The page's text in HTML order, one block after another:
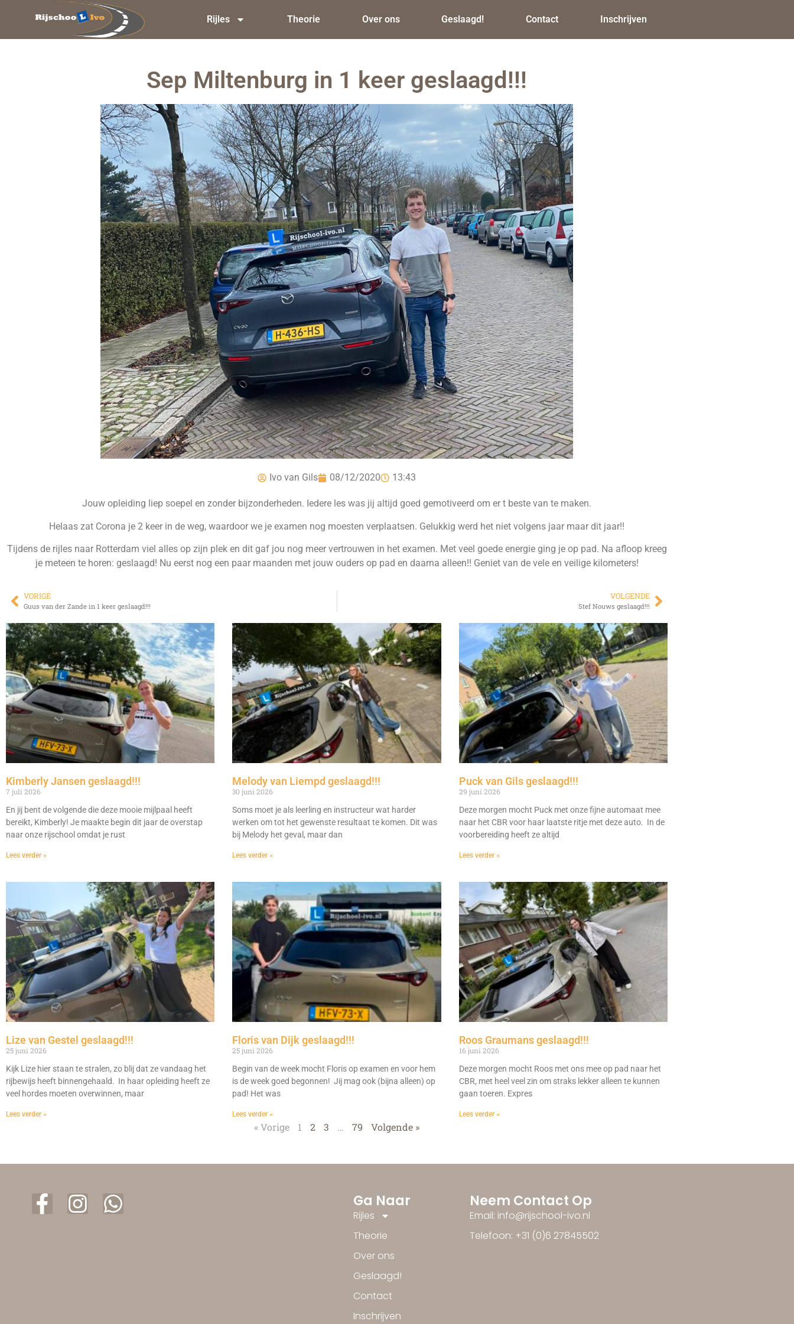
Rijles Theorie Over ons Geslaagd! Contact Inschrijven
Sep Miltenburg in 1 keer geslaagd!!!
Ivo van Gils 08/12/2020 13:43
Jouw opleiding liep soepel en zonder bijzonderheden. Iedere les was jij altijd goed gemotiveerd om er t beste van te maken.
Helaas zat Corona je 2 keer in de weg, waardoor we je examen nog moesten verplaatsen. Gelukkig werd het niet volgens jaar maar dit jaar!!
Tijdens de rijles naar Rotterdam viel alles op zijn plek en dit gaf jou nog meer vertrouwen in het examen. Met veel goede energie ging je op pad. Na afloop kreeg
je meteen te horen: geslaagd! Nu eerst nog een paar maanden met jouw ouders op pad en daarna alleen!! Geniet van de vele en veilige kilometers!
VORIGE
Guus van der Zande in 1 keer geslaagd!!!
VOLGENDE
Stef Nouws geslaagd!!!
Kimberly Jansen geslaagd!!!
7 juli 2026
En jij bent de volgende die deze mooie mijlpaal heeft
bereikt, Kimberly! Je maakte begin dit jaar de overstap
naar onze rijschool omdat je rust
Lees verder »
Melody van Liempd geslaagd!!!
30 juni 2026
Soms moet je als leerling en instructeur wat harder
werken om tot het gewenste resultaat te komen. Dit was
bij Melody het geval, maar dan
Lees verder »
Puck van Gils geslaagd!!!
29 juni 2026
Deze morgen mocht Puck met onze fijne automaat mee
naar het CBR voor haar laatste ritje met deze auto. In de
voorbereiding heeft ze altijd
Lees verder »
Lize van Gestel geslaagd!!!
25 juni 2026
Kijk Lize hier staan te stralen, zo blij dat ze vandaag het
rijbewijs heeft binnengehaald. In haar opleiding heeft ze
veel hordes moeten overwinnen, maar
Lees verder »
Floris van Dijk geslaagd!!!
25 juni 2026
Begin van de week mocht Floris op examen en voor hem
is de week goed begonnen! Jij mag ook (bijna alleen) op
pad! Het was
Lees verder »
Roos Graumans geslaagd!!!
16 juni 2026
Deze morgen mocht Roos met ons mee op pad naar het
CBR, met heel veel zin om straks lekker alleen te kunnen
gaan toeren. Expres
Lees verder »
« Vorige 1 2 3 … 79 Volgende »
Ga Naar
Rijles
Theorie
Over ons
Geslaagd!
Contact
Inschrijven
Neem Contact Op
Email: info@rijschool-ivo.nl
Telefoon: +31 (0)6 27845502